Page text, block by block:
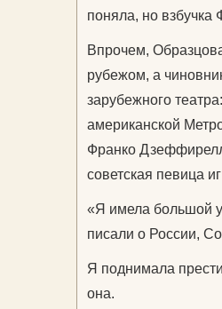
поняла, но взбучка
Впрочем,
рубежом, а
зарубежного
американской
Франко
советская певица
«Я имела большой
писали о России,
Я поднимала
она.